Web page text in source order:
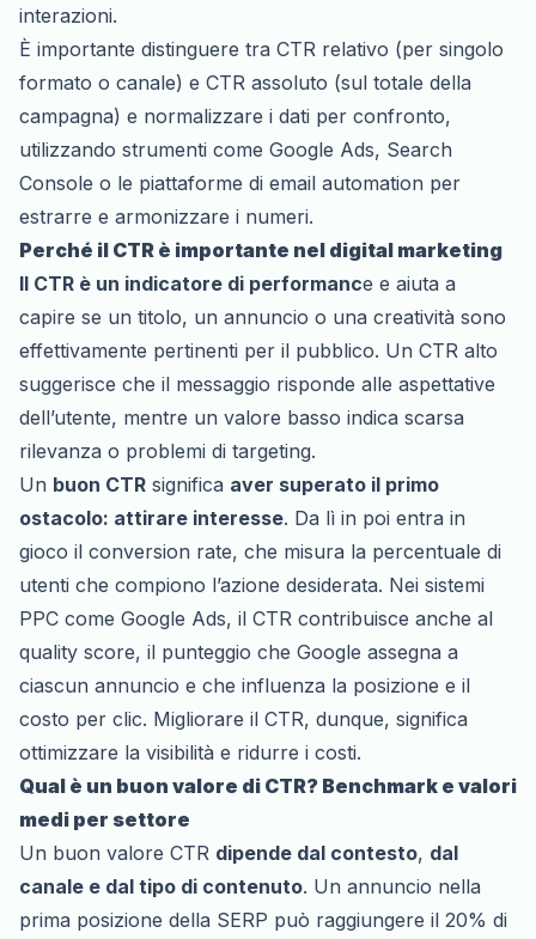
interazioni.
È importante distinguere tra CTR relativo (per singolo
formato o canale) e CTR assoluto (sul totale della
campagna) e normalizzare i dati per confronto,
utilizzando strumenti come Google Ads, Search
Console o le piattaforme di email automation per
estrarre e armonizzare i numeri.
Perché il CTR è importante nel digital marketing
Il CTR è un indicatore di performance e aiuta a
capire se un titolo, un annuncio o una creatività sono
effettivamente pertinenti per il pubblico. Un CTR alto
suggerisce che il messaggio risponde alle aspettative
dell’utente, mentre un valore basso indica scarsa
rilevanza o problemi di targeting.
Un buon CTR significa aver superato il primo
ostacolo: attirare interesse. Da lì in poi entra in
gioco il conversion rate, che misura la percentuale di
utenti che compiono l’azione desiderata. Nei sistemi
PPC come Google Ads, il CTR contribuisce anche al
quality score, il punteggio che Google assegna a
ciascun annuncio e che influenza la posizione e il
costo per clic. Migliorare il CTR, dunque, significa
ottimizzare la visibilità e ridurre i costi.
Qual è un buon valore di CTR? Benchmark e valori
medi per settore
Un buon valore CTR dipende dal contesto, dal
canale e dal tipo di contenuto. Un annuncio nella
prima posizione della SERP può raggiungere il 20% di